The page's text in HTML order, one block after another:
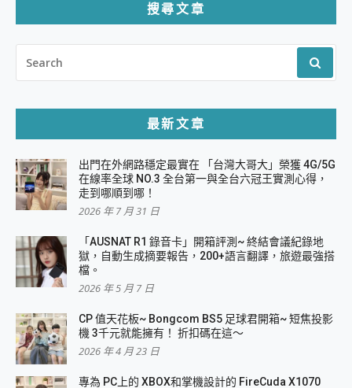
搜尋文章
FOR:
最新文章
出門在外網路穩定最實在 「台灣大哥大」榮獲 4G/5G
在線率全球 NO.3 全台第一與全台六冠王實測心得，
走到哪順到哪！
2026 年 7 月 31 日
「AUSNAT R1 錄音卡」開箱評測~ 終結會議紀錄地
獄，自動生成摘要報告，200+語言翻譯，旅遊最強搭
檔。
2026 年 5 月 7 日
CP 值天花板~ Bongcom BS5 足球君開箱~ 短焦投影
機 3千元就能擁有！ 折扣碼在這～
2026 年 4 月 23 日
專為 PC上的 XBOX和掌機設計的 FireCuda X1070